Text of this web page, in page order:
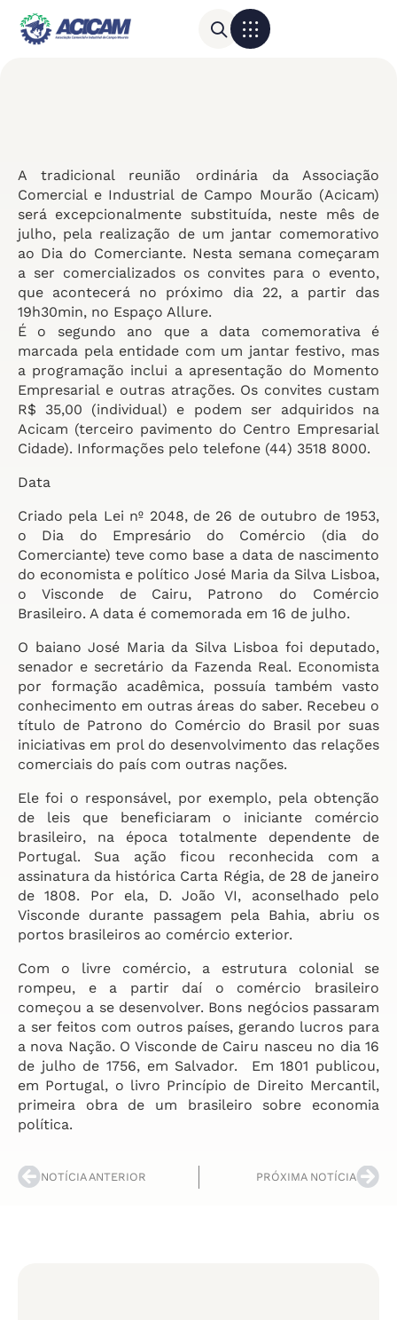
A tradicional reunião ordinária da Associação
Comercial e Industrial de Campo Mourão (Acicam)
será excepcionalmente substituída, neste mês de
julho, pela realização de um jantar comemorativo
ao Dia do Comerciante. Nesta semana começaram
a ser comercializados os convites para o evento,
que acontecerá no próximo dia 22, a partir das
19h30min, no Espaço Allure.
É o segundo ano que a data comemorativa é
marcada pela entidade com um jantar festivo, mas
a programação inclui a apresentação do Momento
Empresarial e outras atrações. Os convites custam
R$ 35,00 (individual) e podem ser adquiridos na
Acicam (terceiro pavimento do Centro Empresarial
Cidade). Informações pelo telefone (44) 3518 8000.
Data
Criado pela Lei nº 2048, de 26 de outubro de 1953,
o Dia do Empresário do Comércio (dia do
Comerciante) teve como base a data de nascimento
do economista e político José Maria da Silva Lisboa,
o Visconde de Cairu, Patrono do Comércio
Brasileiro. A data é comemorada em 16 de julho.
O baiano José Maria da Silva Lisboa foi deputado,
senador e secretário da Fazenda Real. Economista
por formação acadêmica, possuía também vasto
conhecimento em outras áreas do saber. Recebeu o
título de Patrono do Comércio do Brasil por suas
iniciativas em prol do desenvolvimento das relações
comerciais do país com outras nações.
Ele foi o responsável, por exemplo, pela obtenção
de leis que beneficiaram o iniciante comércio
brasileiro, na época totalmente dependente de
Portugal. Sua ação ficou reconhecida com a
assinatura da histórica Carta Régia, de 28 de janeiro
de 1808. Por ela, D. João VI, aconselhado pelo
Visconde durante passagem pela Bahia, abriu os
portos brasileiros ao comércio exterior.
Com o livre comércio, a estrutura colonial se
rompeu, e a partir daí o comércio brasileiro
começou a se desenvolver. Bons negócios passaram
a ser feitos com outros países, gerando lucros para
a nova Nação. O Visconde de Cairu nasceu no dia 16
de julho de 1756, em Salvador. Em 1801 publicou,
em Portugal, o livro Princípio de Direito Mercantil,
primeira obra de um brasileiro sobre economia
política.
NOTÍCIA ANTERIOR PRÓXIMA NOTÍCIA